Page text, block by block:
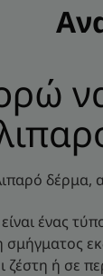
ένας
ζέστη ή σε